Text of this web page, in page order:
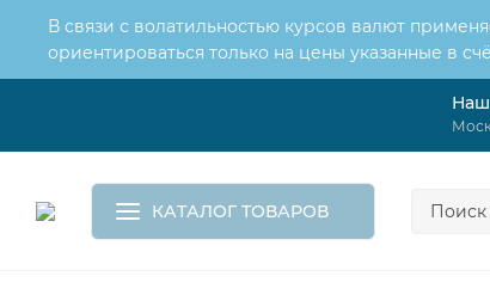
В связи с волатильностью курсов валют
ориентироваться только на цены указанные в
КАТАЛОГ ТОВАРОВ